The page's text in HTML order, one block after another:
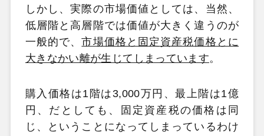
しかし、実際の市場価値としては、当然、
低層階と高層階では価値が大きく違うのが
一般的で、市場価格と固定資産税価格とに
大きなかい離が生じてしまっています。
購入価格は1 階は 3,000万円、最上階は1億
円、だとしても、固定資産税の価格は同
じ、ということになってしまっているわけ